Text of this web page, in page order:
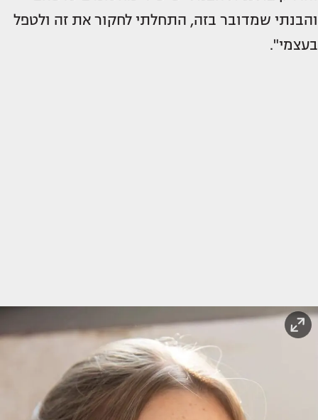
והבנתי שמדובר בזה, התחלתי לחקור את זה ולטפל
בעצמי".